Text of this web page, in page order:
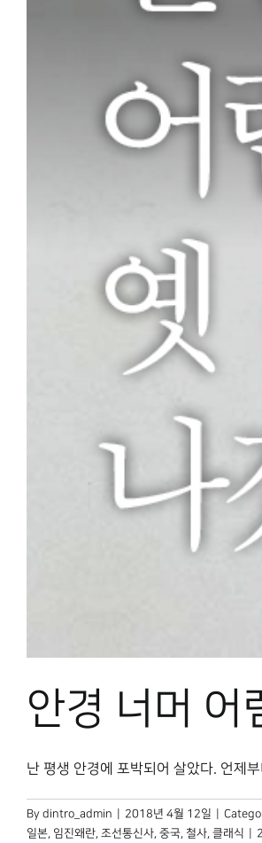
안경 너머 어
난 평생 안경에 포박되어 살았다. 언제
By dintro_admin 2018년 4월 12일
일본, 임진왜란, 조선통신사, 중국, 철사, 클래식